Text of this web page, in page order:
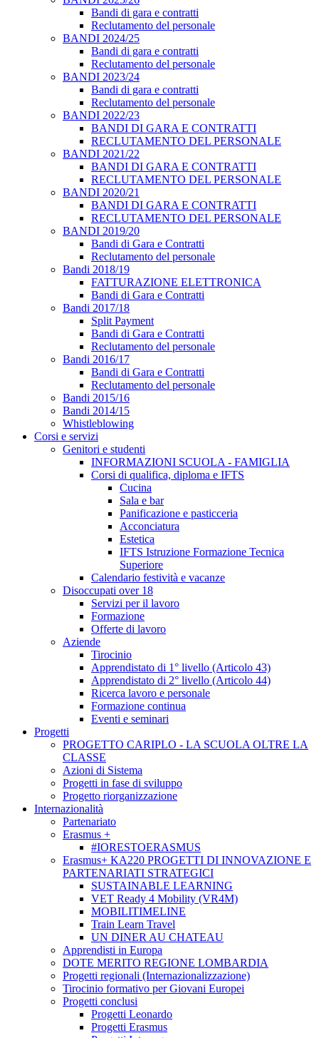
Bandi di gara e contratti
Reclutamento del personale
BANDI 2024/25
Bandi di gara e contratti
Reclutamento del personale
BANDI 2023/24
Bandi di gara e contratti
Reclutamento del personale
BANDI 2022/23
BANDI DI GARA E CONTRATTI
RECLUTAMENTO DEL PERSONALE
BANDI 2021/22
BANDI DI GARA E CONTRATTI
RECLUTAMENTO DEL PERSONALE
BANDI 2020/21
BANDI DI GARA E CONTRATTI
RECLUTAMENTO DEL PERSONALE
BANDI 2019/20
Bandi di Gara e Contratti
Reclutamento del personale
Bandi 2018/19
FATTURAZIONE ELETTRONICA
Bandi di Gara e Contratti
Bandi 2017/18
Split Payment
Bandi di Gara e Contratti
Reclutamento del personale
Bandi 2016/17
Bandi di Gara e Contratti
Reclutamento del personale
Bandi 2015/16
Bandi 2014/15
Whistleblowing
Corsi e servizi
Genitori e studenti
INFORMAZIONI SCUOLA - FAMIGLIA
Corsi di qualifica, diploma e IFTS
Cucina
Sala e bar
Panificazione e pasticceria
Acconciatura
Estetica
IFTS Istruzione Formazione Tecnica
Superiore
Calendario festività e vacanze
Disoccupati over 18
Servizi per il lavoro
Formazione
Offerte di lavoro
Aziende
Tirocinio
Apprendistato di 1° livello (Articolo 43)
Apprendistato di 2° livello (Articolo 44)
Ricerca lavoro e personale
Formazione continua
Eventi e seminari
Progetti
PROGETTO CARIPLO - LA SCUOLA OLTRE LA
CLASSE
Azioni di Sistema
Progetti in fase di sviluppo
Progetto riorganizzazione
Internazionalità
Partenariato
Erasmus +
#IORESTOERASMUS
Erasmus+ KA220 PROGETTI DI INNOVAZIONE E
PARTENARIATI STRATEGICI
SUSTAINABLE LEARNING
VET Ready 4 Mobility (VR4M)
MOBILITIMELINE
Train Learn Travel
UN DINER AU CHATEAU
Apprendisti in Europa
DOTE MERITO REGIONE LOMBARDIA
Progetti regionali (Internazionalizzazione)
Tirocinio formativo per Giovani Europei
Progetti conclusi
Progetti Leonardo
Progetti Erasmus